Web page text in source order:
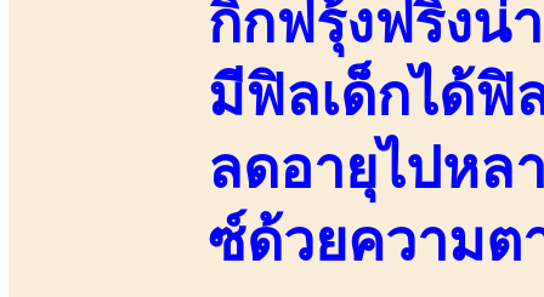
กิ๊กฟรุ้งฟริ้งน่
มีฟิลเด็กได้
ลดอายุไปหล
ซ์ด้วยความต